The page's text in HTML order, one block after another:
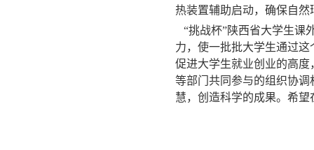
热装置辅助启动，确保自然
“挑战杯”陕西省大学生课
力，使一批批大学生通过
促进大学生就业创业的高
等部门共同参与的组织协
慧，创造科学的成果。希